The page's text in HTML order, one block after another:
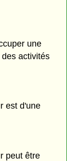
une
activités
est d'une
peut être